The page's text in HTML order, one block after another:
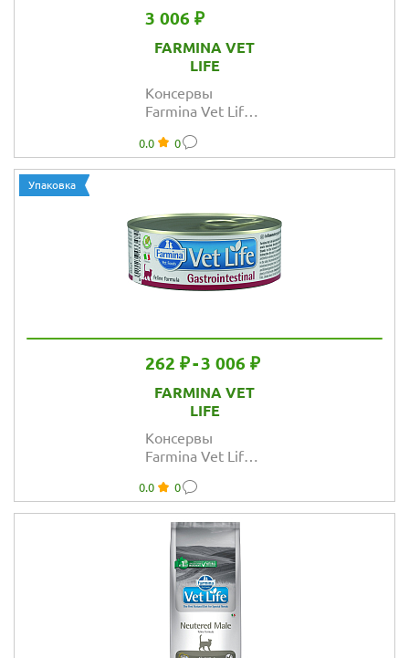
3 006 ₽
FARMINA VET
LIFE
Консервы
Farmina Vet Life
Hepatic для
кошек паштет
печени
0.0 0
Упаковка
262 ₽-3 006 ₽
FARMINA VET
LIFE
Консервы
Farmina Vet Life
Intestinal при
заболеваниях
ЖКТ для кошек
0.0 0